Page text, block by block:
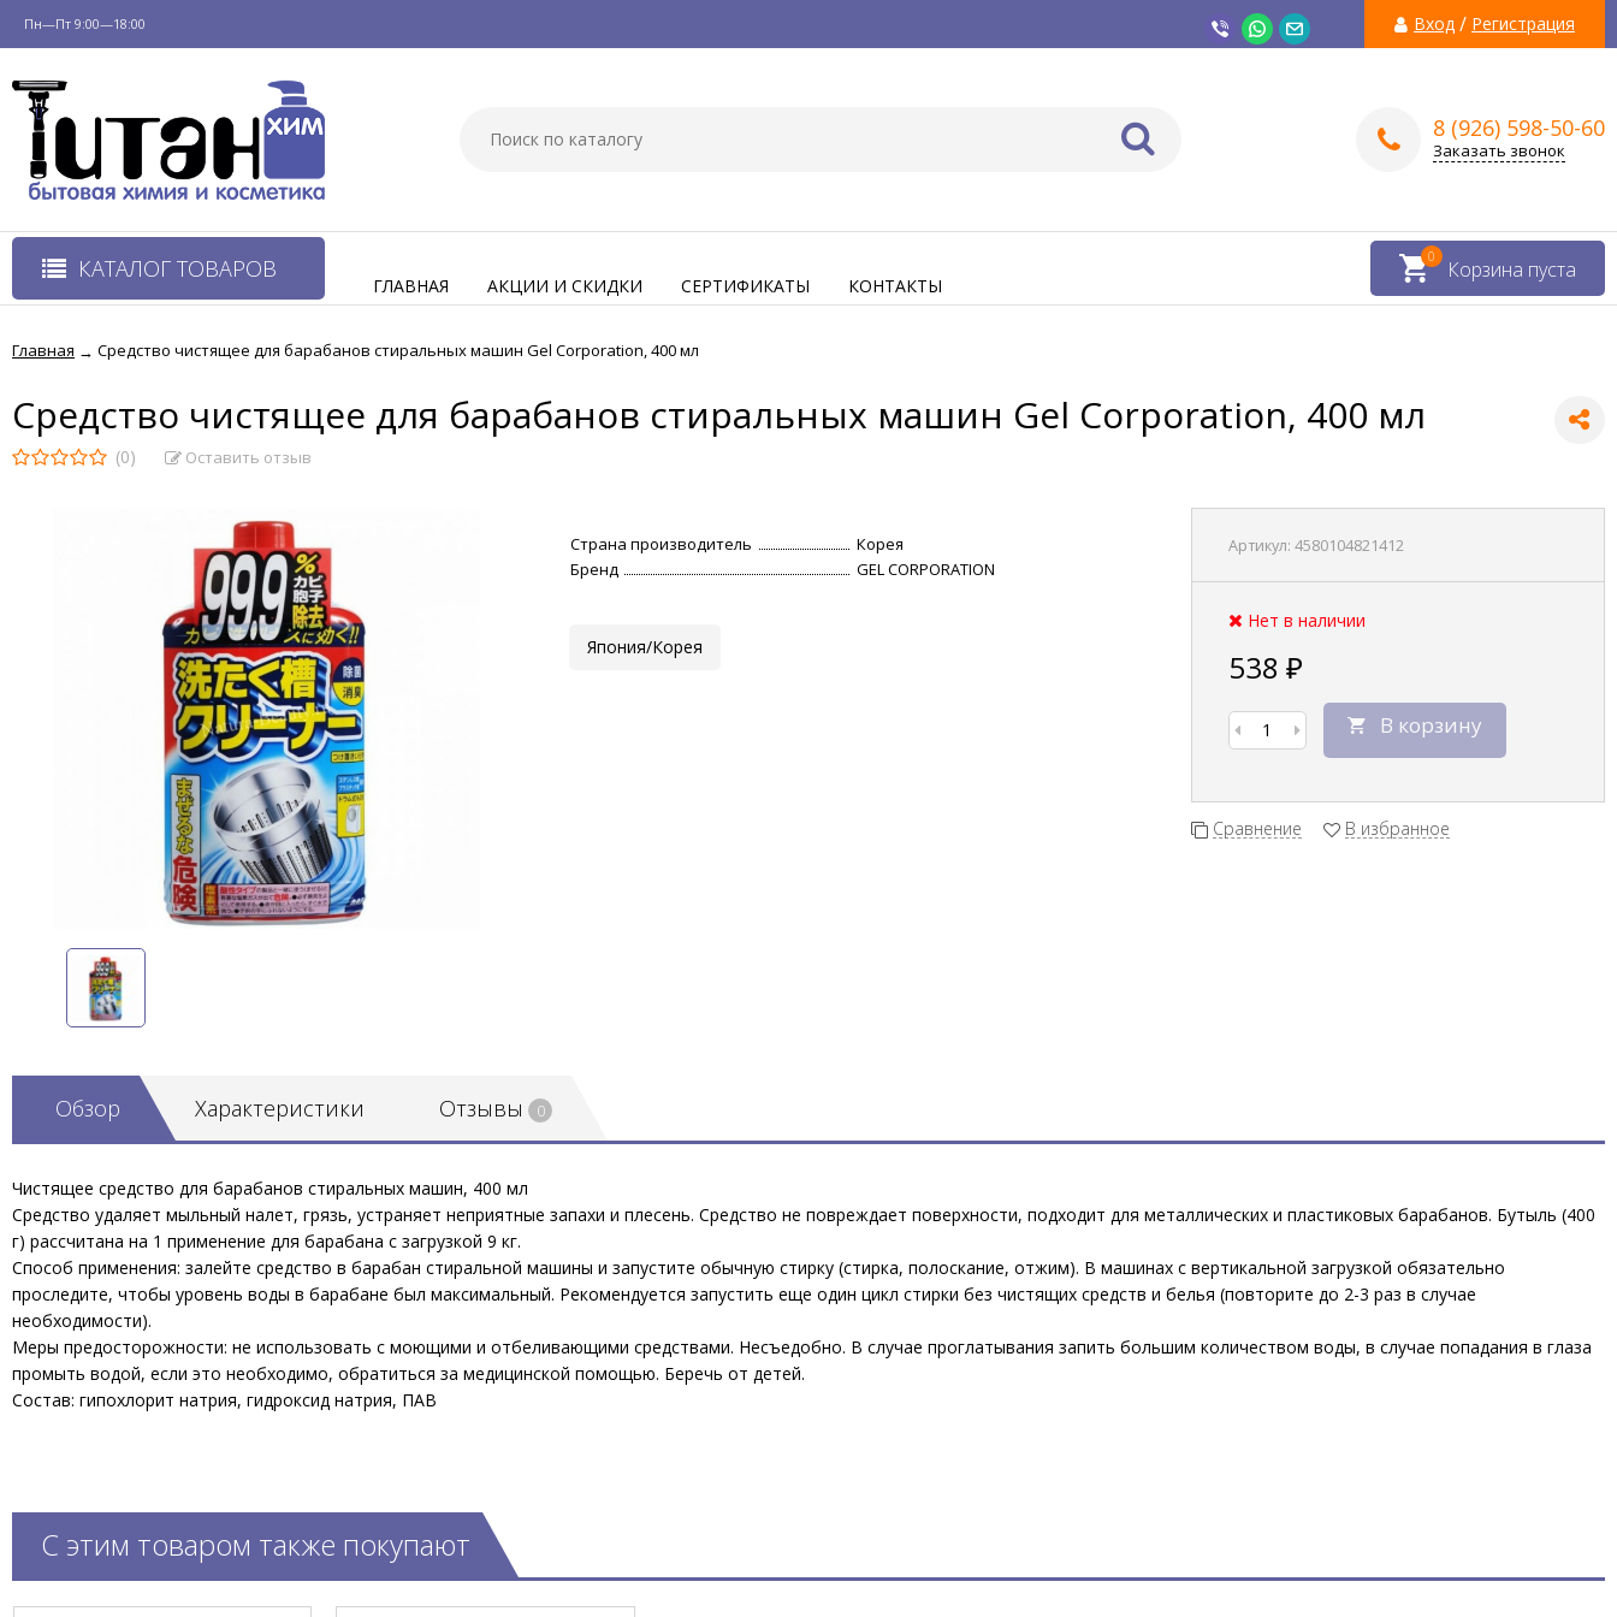
Пн—Пт 9:00—18:00 Вход / Регистрация
8 (926) 598-50-60
Заказать звонок
КАТАЛОГ ТОВАРОВ Корзина пуста
0
ГЛАВНАЯ АКЦИИ И СКИДКИ СЕРТИФИКАТЫ КОНТАКТЫ
Главная → Средство чистящее для барабанов стиральных машин Gel Corporation, 400 мл
Средство чистящее для барабанов стиральных машин Gel Corporation, 400 мл
(0) Оставить отзыв
Артикул: 4580104821412
Нет в наличии
538 ₽
В корзину
Сравнение В избранное
Страна производитель
Корея
Бренд
GEL CORPORATION
Япония/Корея
Обзор Характеристики Отзывы 0
Чистящее средство для барабанов стиральных машин, 400 мл
Средство удаляет мыльный налет, грязь, устраняет неприятные запахи и плесень. Средство не повреждает поверхности, подходит для металлических и пластиковых барабанов. Бутыль (400
г) рассчитана на 1 применение для барабана с загрузкой 9 кг.
Способ применения: залейте средство в барабан стиральной машины и запустите обычную стирку (стирка, полоскание, отжим). В машинах с вертикальной загрузкой обязательно
проследите, чтобы уровень воды в барабане был максимальный. Рекомендуется запустить еще один цикл стирки без чистящих средств и белья (повторите до 2-3 раз в случае
необходимости).
Меры предосторожности: не использовать с моющими и отбеливающими средствами. Несъедобно. В случае проглатывания запить большим количеством воды, в случае попадания в глаза
промыть водой, если это необходимо, обратиться за медицинской помощью. Беречь от детей.
Состав: гипохлорит натрия, гидроксид натрия, ПАВ
С этим товаром также покупают